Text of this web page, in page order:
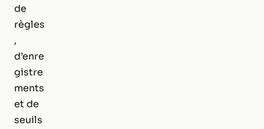
de
règles
,
d’enre
gistre
ments
et de
seuils